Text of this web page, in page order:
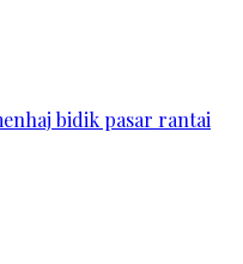
bidik pasar rantai